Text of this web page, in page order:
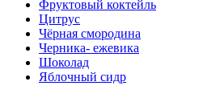
Фруктовый коктейль
Цитрус
Чёрная смородина
Черника- ежевика
Шоколад
Яблочный сидр